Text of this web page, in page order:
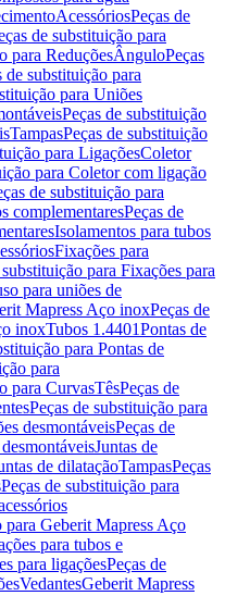
AcessóriosPeças de
de substituição para
para ReduçõesÂnguloPeças
de substituição para
para Uniões
Peças de substituição
TampasPeças de substituição
para LigaçõesColetor
para Coletor com ligação
de substituição para
complementaresPeças de
Isolamentos para tubos
Fixações para
para Fixações para
para uniões de
Mapress Aço inoxPeças de
inoxTubos 1.4401Pontas de
para Pontas de
para
para CurvasTêsPeças de
Peças de substituição para
desmontáveisPeças de
Juntas de
de dilataçãoTampasPeças
Peças de substituição para
para Geberit Mapress Aço
para tubos e
para ligaçõesPeças de
VedantesGeberit Mapress